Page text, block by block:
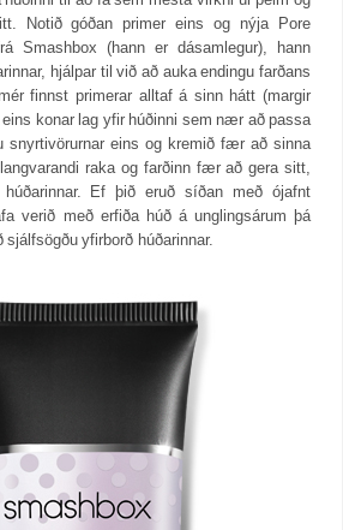
Notið góðan primer eins og nýja Pore
Smashbox (hann er dásamlegur), hann
hjálpar til við að auka endingu farðans
finnst primerar alltaf á sinn hátt (margir
konar lag yfir húðinni sem nær að passa
snyrtivörurnar eins og kremið fær að sinna
raka og farðinn fær að gera sitt,
Ef þið eruð síðan með ójafnt
verið með erfiða húð á unglingsárum þá
yfirborð húðarinnar.